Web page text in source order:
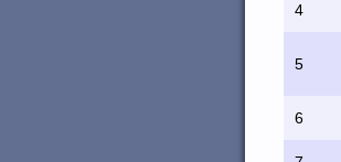
4
5
6